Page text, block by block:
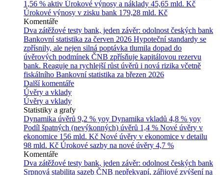
1,56 % aktiv Úrokové výnosy a náklady 45,65 mld. Kč
Úrokové výnosy v zisku bank 179,28 mld. Kč
Komentáře
Dva zátěžové testy bank, jeden závěr: odolnost českých bank
Bankovní statistika za červen 2026 Hypoteční standardy se
zpřísnily, ale nejen silná poptávka tlumila dopad do
úvěrových podmínek ČNB zpřísňuje kapitálovou rezervu
bank. Reaguje na rychlejší růst úvěrů i nová rizika včetně
fiskálního Bankovní statistika za březen 2026
Další komentáře
Úvěry a vklady
Úvěry a vklady
Statistiky a grafy
Dynamika úvěrů 9,2 % yoy Dynamika vkladů 4,8 % yoy
Podíl špatných (nevýkonných) úvěrů 1,4 % Nové úvěry v
ekonomice 156 mld. Kč Nové úvěry v ekonomice v detailu
98 mld. Kč Úrokové sazby na nové úvěry 4,7 %
Komentáře
Dva zátěžové testy bank, jeden závěr: odolnost českých bank
Srpnová stabilita sazeb ČNB nepřekvapí, zářijové zvýšení na